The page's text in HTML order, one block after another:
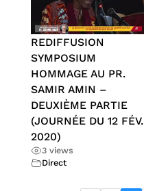
REDIFFUSION
SYMPOSIUM
HOMMAGE AU PR.
SAMIR AMIN –
DEUXIÈME PARTIE
(JOURNÉE DU 12 FÉV.
2020)
3 views
Direct